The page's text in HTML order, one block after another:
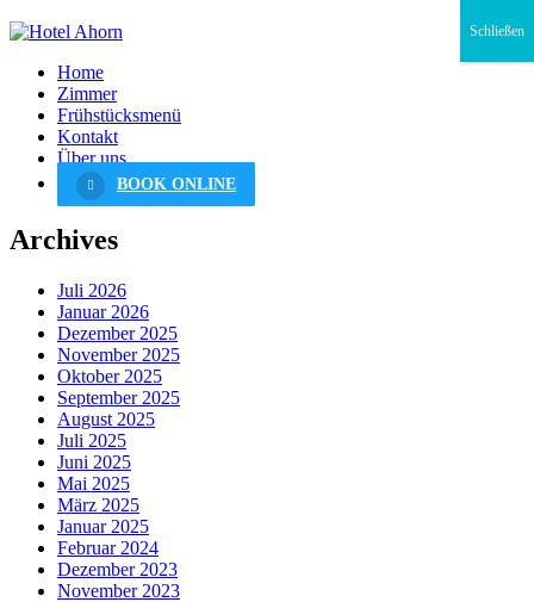
Home
Zimmer
Frühstücksmenü
Kontakt
Über uns
BOOK ONLINE
Archives
Juli 2026
Januar 2026
Dezember 2025
November 2025
Oktober 2025
September 2025
August 2025
Juli 2025
Juni 2025
Mai 2025
März 2025
Januar 2025
Februar 2024
Dezember 2023
November 2023
Schließen